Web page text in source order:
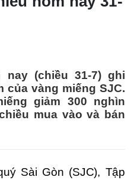
nay (chiều 31-7) ghi
của vàng miếng SJC.
giảm 300 nghìn
mua vào và bán
Sài Gòn (SJC), Tập